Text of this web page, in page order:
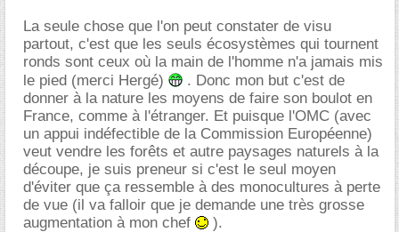
La seule chose que l'on peut constater de visu
partout, c'est que les seuls écosystèmes qui tournent
ronds sont ceux où la main de l'homme n'a jamais mis
le pied (merci Hergé)
. Donc mon but c'est de
donner à la nature les moyens de faire son boulot en
France, comme à l'étranger. Et puisque l'OMC (avec
un appui indéfectible de la Commission Européenne)
veut vendre les forêts et autre paysages naturels à la
découpe, je suis preneur si c'est le seul moyen
d'éviter que ça ressemble à des monocultures à perte
de vue (il va falloir que je demande une très grosse
augmentation à mon chef
).